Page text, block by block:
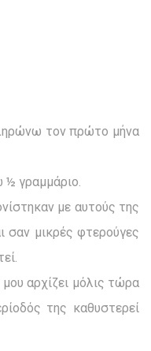
τον πρώτο μήνα
½ γραμμάριο.
με αυτούς της
σαν μικρές φτερούγες
αρχίζει μόλις τώρα
της καθυστερεί